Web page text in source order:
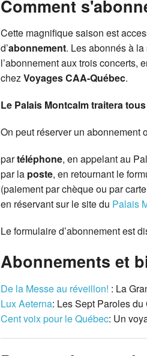
Comment
Cette magnifique saison est
d’abonnement. Les abonnés à
l’abonnement aux trois concerts,
chezVoyages CAA-Québec.
Le Palais Montcalm traitera
On peut réserver un abonnement
partéléphone, en appelant au
par la poste, en retournant le
(paiement par chèque ou par
en réservant sur le site du Palais
Le formulaire d’abonnement est
Abonnements et
De la Messe au réveillon! : La
Lux Aeterna: Les Sept Paroles
Cent voix pour le Québec: Un